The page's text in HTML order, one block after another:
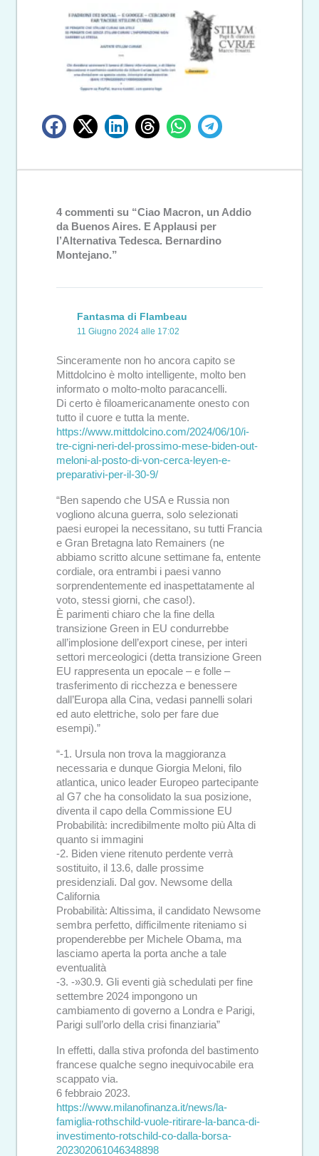
4 commenti su “Ciao Macron, un Addio
da Buenos Aires. E Applausi per
l’Alternativa Tedesca. Bernardino
Montejano.”
Fantasma di Flambeau
11 Giugno 2024 alle 17:02
Sinceramente non ho ancora capito se
Mittdolcino è molto intelligente, molto ben
informato o molto-molto paracancelli.
Di certo è filoamericanamente onesto con
tutto il cuore e tutta la mente.
https://www.mittdolcino.com/2024/06/10/i-
tre-cigni-neri-del-prossimo-mese-biden-out-
meloni-al-posto-di-von-cerca-leyen-e-
preparativi-per-il-30-9/
“Ben sapendo che USA e Russia non
vogliono alcuna guerra, solo selezionati
paesi europei la necessitano, su tutti Francia
e Gran Bretagna lato Remainers (ne
abbiamo scritto alcune settimane fa, entente
cordiale, ora entrambi i paesi vanno
sorprendentemente ed inaspettatamente al
voto, stessi giorni, che caso!).
È parimenti chiaro che la fine della
transizione Green in EU condurrebbe
all’implosione dell’export cinese, per interi
settori merceologici (detta transizione Green
EU rappresenta un epocale – e folle –
trasferimento di ricchezza e benessere
dall’Europa alla Cina, vedasi pannelli solari
ed auto elettriche, solo per fare due
esempi).”
“-1. Ursula non trova la maggioranza
necessaria e dunque Giorgia Meloni, filo
atlantica, unico leader Europeo partecipante
al G7 che ha consolidato la sua posizione,
diventa il capo della Commissione EU
Probabilità: incredibilmente molto più Alta di
quanto si immagini
-2. Biden viene ritenuto perdente verrà
sostituito, il 13.6, dalle prossime
presidenziali. Dal gov. Newsome della
California
Probabilità: Altissima, il candidato Newsome
sembra perfetto, difficilmente riteniamo si
propenderebbe per Michele Obama, ma
lasciamo aperta la porta anche a tale
eventualità
-3. -»30.9. Gli eventi già schedulati per fine
settembre 2024 impongono un
cambiamento di governo a Londra e Parigi,
Parigi sull’orlo della crisi finanziaria”
In effetti, dalla stiva profonda del bastimento
francese qualche segno inequivocabile era
scappato via.
6 febbraio 2023.
https://www.milanofinanza.it/news/la-
famiglia-rothschild-vuole-ritirare-la-banca-di-
investimento-rotschild-co-dalla-borsa-
202302061046348898